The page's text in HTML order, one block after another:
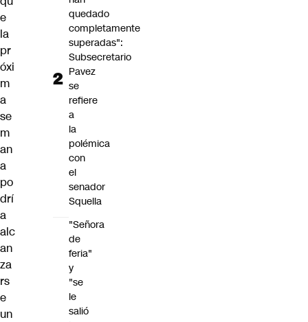
e
la
pr
óxi
m
a
se
m
an
a
po
drí
a
alc
an
za
rs
e
un
quedado
completamente
superadas":
Subsecretario
Pavez
se
refiere
a
la
polémica
con
el
senador
Squella
"Señora
de
feria"
y
"se
le
salió